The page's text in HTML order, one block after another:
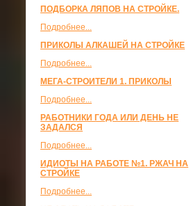
ПОДБОРКА ЛЯПОВ НА СТРОЙКЕ.
Подробнее...
ПРИКОЛЫ АЛКАШЕЙ НА СТРОЙКЕ
Подробнее...
МЕГА-СТРОИТЕЛИ 1. ПРИКОЛЫ
Подробнее...
РАБОТНИКИ ГОДА ИЛИ ДЕНЬ НЕ
ЗАДАЛСЯ
Подробнее...
ИДИОТЫ НА РАБОТЕ №1. РЖАЧ НА
СТРОЙКЕ
Подробнее...